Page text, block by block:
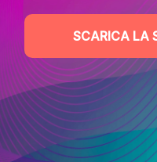
SCARICA LA